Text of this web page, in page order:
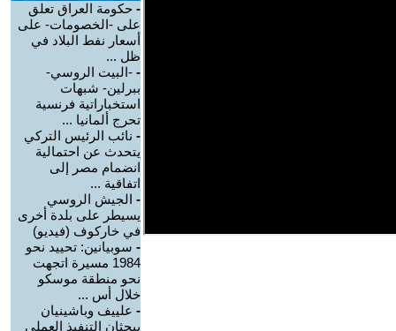
- حكومة العراق تعلق
على -الخصومات- على
أسعار نفط البلاد في
ظل ...
- -البيت الروسي-
ببرلين- شبهات
استخباراتية فرنسية
تحرج ألمانيا ...
- نائب الرئيس التركي
يتحدث عن احتمالية
انضمام مصر إلى
اتفاقية ...
- الجيش الروسي
يسيطر على بلدة أخرى
في خاركوف (فيديو)
- سوبيانين: تحييد نحو
1984 مسيرة اتجهت
نحو منطقة موسكو
خلال أس ...
- علييف وباشينيان
يبحثان التنفيذ العملي